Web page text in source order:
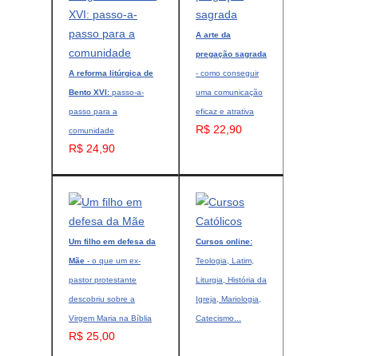
A reforma litúrgica de
Bento XVI: passo-a-
passo para a
comunidade
R$ 24,90
A arte da
pregação sagrada
- como conseguir
uma comunicação
eficaz e atrativa
R$ 22,90
Um filho em defesa da
Mãe - o que um ex-
pastor protestante
descobriu sobre a
Virgem Maria na Bíblia
R$ 25,00
Cursos online:
Teologia, Latim,
Liturgia, História da
Igreja, Mariologia,
Catecismo...